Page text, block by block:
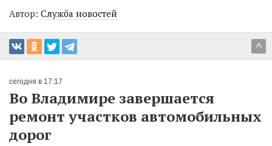
Автор: Служба новостей
^
сегодня в 17:17
Во Владимире завершается
ремонт участков автомобильных
дорог